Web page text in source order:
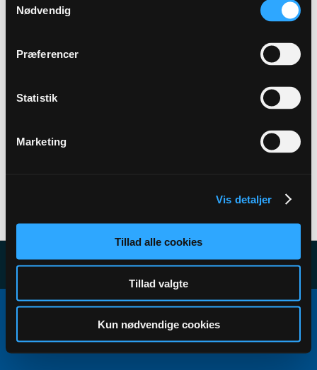
Nødvendig
Præferencer
Statistik
Marketing
Vis detaljer
Tillad alle cookies
Tillad valgte
Kun nødvendige cookies
1
0
Copyright ©2000 - 2026, Jelsoft Enterprises Ltd.
All times are GMT+1. This page was generated at 19:12.